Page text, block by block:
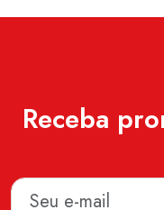
Receba